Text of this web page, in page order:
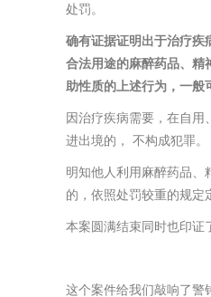
处罚。
确有证据证明出于治疗疾
合法用途的麻醉药品、精
助性质的上述行为，一般
因治疗疾病需要，在自
进出境的， 不构成犯罪。
明知他人利用麻醉药品、
的，依照处罚较重的规定
本案圆满结束同时也印证
这个案件给我们敲响了警